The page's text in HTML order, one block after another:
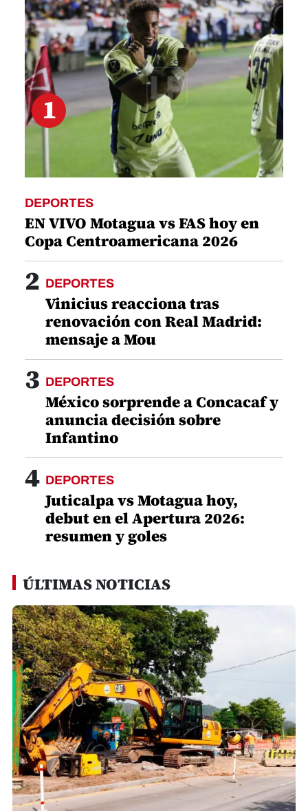
seconds
1
DEPORTES
EN VIVO Motagua vs FAS hoy en
Copa Centroamericana 2026
2 DEPORTES
Vinicius reacciona tras
renovación con Real Madrid:
mensaje a Mou
3 DEPORTES
México sorprende a Concacaf y
anuncia decisión sobre
Infantino
4 DEPORTES
Juticalpa vs Motagua hoy,
debut en el Apertura 2026:
resumen y goles
ÚLTIMAS NOTICIAS